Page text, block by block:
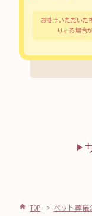
お掛けいただいた
りする場合
TOP ペット葬儀